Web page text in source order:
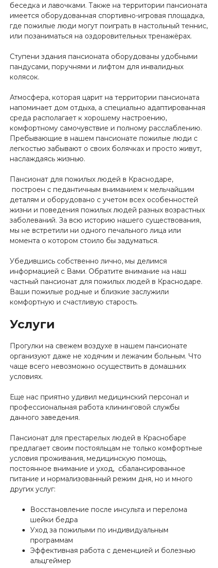
беседка и лавочками. Также на территории пансионата
имеется оборудованная спортивно-игровая площадка,
где пожилые люди могут поиграть в настольный теннис,
или позаниматься на оздоровительных тренажёрах.
Ступени здания пансионата оборудованы удобными
пандусами, поручнями и лифтом для инвалидных
колясок.
Атмосфера, которая царит на территории пансионата
напоминает дом отдыха, а специально адаптированная
среда располагает к хорошему настроению,
комфортному самочувствие и полному расслаблению.
Пребывающие в нашем пансионате пожилые люди с
легкостью забывают о своих болячках и просто живут,
наслаждаясь жизнью.
Пансионат для пожилых людей в Краснодаре,
построен с педантичным вниманием к мельчайшим
деталям и оборудовано с учетом всех особенностей
жизни и поведения пожилых людей разных возрастных
заболеваний. За всю историю нашего существования,
мы не встретили ни одного печального лица или
момента о котором стоило бы задуматься.
Убедившись собственно лично, мы делимся
информацией с Вами. Обратите внимание на наш
частный пансионат для пожилых людей в Краснодаре.
Ваши пожилые родные и близкие заслужили
комфортную и счастливую старость.
Услуги
Прогулки на свежем воздухе в нашем пансионате
организуют даже не ходячим и лежачим больным. Что
чаще всего невозможно осуществить в домашних
условиях.
Еще нас приятно удивил медицинский персонал и
профессиональная работа клининговой службы
данного заведения.
Пансионат для престарелых людей в Краснобаре
предлагает своим постояльцам не только комфортные
условия проживания, медицинскую помощь,
постоянное внимание и уход, сбалансированное
питание и нормализованный режим дня, но и много
других услуг:
Восстановление после инсульта и перелома
шейки бедра
Уход за пожилыми по индивидуальным
программам
Эффективная работа с деменцией и болезнью
альцгеймер